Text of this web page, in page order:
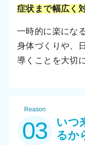
症状まで幅広く
一時的に楽にな
身体づくりや、
導くことを大切
Reason
03
いつ
るか